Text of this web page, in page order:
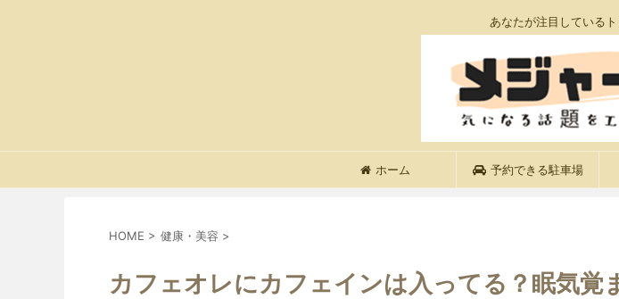
あなたが注目している
ホーム 予約できる駐車場
HOME > 健康・美容 >
カフェオレにカフェインは入ってる？眠気覚